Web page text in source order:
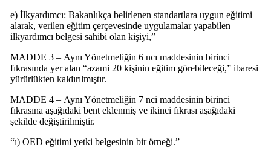
e) İlkyardımcı: Bakanlıkça belirlenen standartlara uygun eğitimi
alarak, verilen eğitim çerçevesinde uygulamalar yapabilen
ilkyardımcı belgesi sahibi olan kişiyi,”
MADDE 3 – Aynı Yönetmeliğin 6 ncı maddesinin birinci
fıkrasında yer alan “azami 20 kişinin eğitim görebileceği,” ibaresi
yürürlükten kaldırılmıştır.
MADDE 4 – Aynı Yönetmeliğin 7 nci maddesinin birinci
fıkrasına aşağıdaki bent eklenmiş ve ikinci fıkrası aşağıdaki
şekilde değiştirilmiştir.
“ı) OED eğitimi yetki belgesinin bir örneği.”